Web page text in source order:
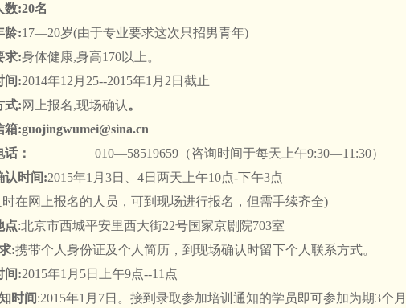
数:20名
龄:17—20岁(由于专业要求这次只招男青年)
求:身体健康,身高170以上。
间:2014年12月25--2015年1月2日截止
式:网上报名,现场确认 。
箱:guojingwumei@sina.cn
：
010—58519659（咨询时间于每天上午9:30—11:30）
认时间:2015年1月3日、4日两天上午10点-下午3点
在网上报名的人员，可到现场进行报名，但需手续齐全)
点:北京市西城平安里西大街22号国家京剧院703室
:携带个人身份证及个人简历，到现场确认时留下个人联系方式。
间:2015年1月5日上午9点--11点
时间:2015年1月7日。接到录取参加培训通知的学员即可参加为期3个